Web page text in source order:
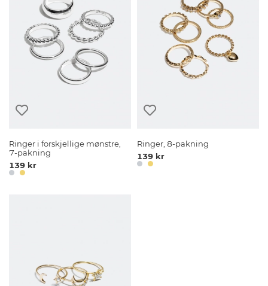
Ringer i forskjellige mønstre,
7-pakning
139 kr
Ringer, 8-pakning
139 kr